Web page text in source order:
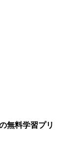
無料学習プリ